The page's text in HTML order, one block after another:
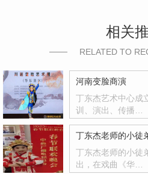
相关
RELATED TO
河南变脸商演
丁东杰艺术中心成
训、演出、传播…
丁东杰老师的小徒
丁东杰老师的小徒
出，在戏曲《华…